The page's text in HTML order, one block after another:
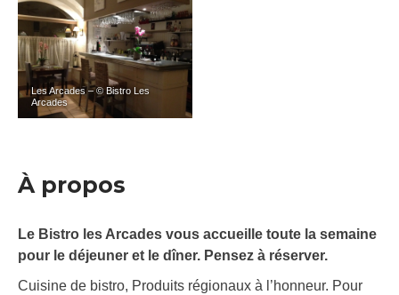
Les Arcades – © Bistro Les
Arcades
À propos
Le Bistro les Arcades vous accueille toute la semaine
pour le déjeuner et le dîner. Pensez à réserver.
Cuisine de bistro, Produits régionaux à l’honneur. Pour